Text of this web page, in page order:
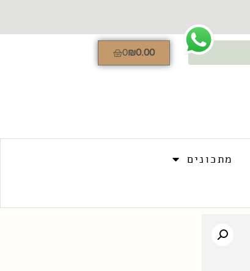
₪0.00
0
מתכונים